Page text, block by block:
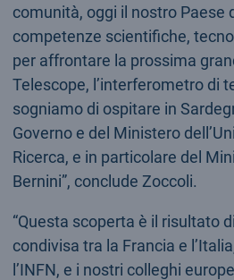
comunità, oggi il nostro Paese
competenze scientifiche,
per affrontare la prossima
Telescope, l’interferometro di
sogniamo di ospitare in
Governo e del Ministero
Ricerca, e in particolare del
Bernini”, conclude Zoccoli.
“Questa scoperta è il risultato
condivisa tra la Francia e
l’INFN, e i nostri colleghi